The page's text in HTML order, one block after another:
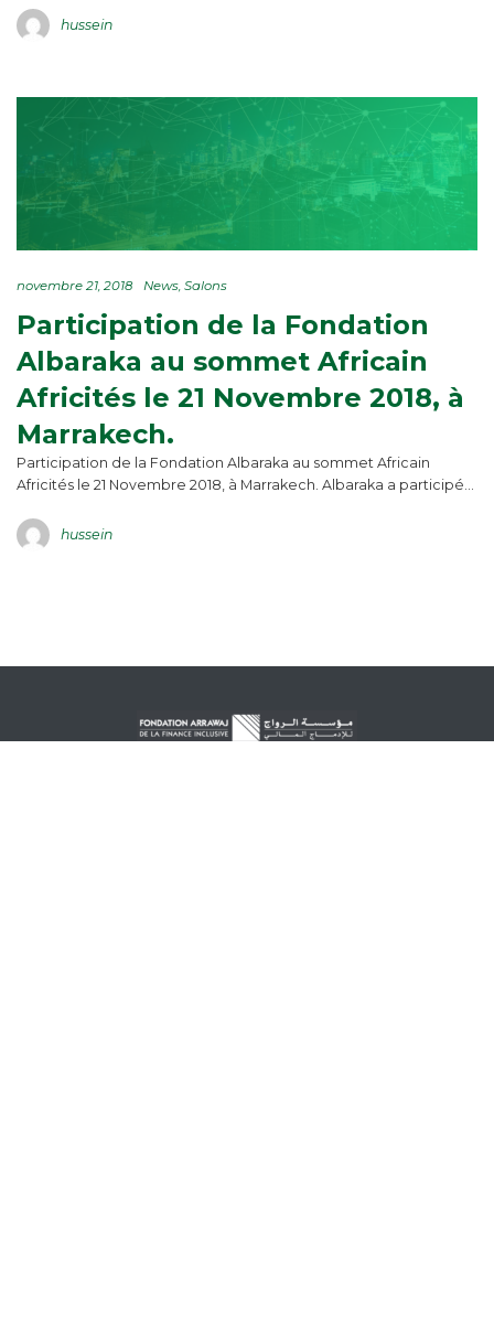
hussein
novembre 21, 2018 News Salons
Participation de la Fondation
Albaraka au sommet Africain
Africités le 21 Novembre 2018, à
Marrakech.
Participation de la Fondation Albaraka au sommet Africain
Africités le 21 Novembre 2018, à Marrakech. Albaraka a participé…
hussein